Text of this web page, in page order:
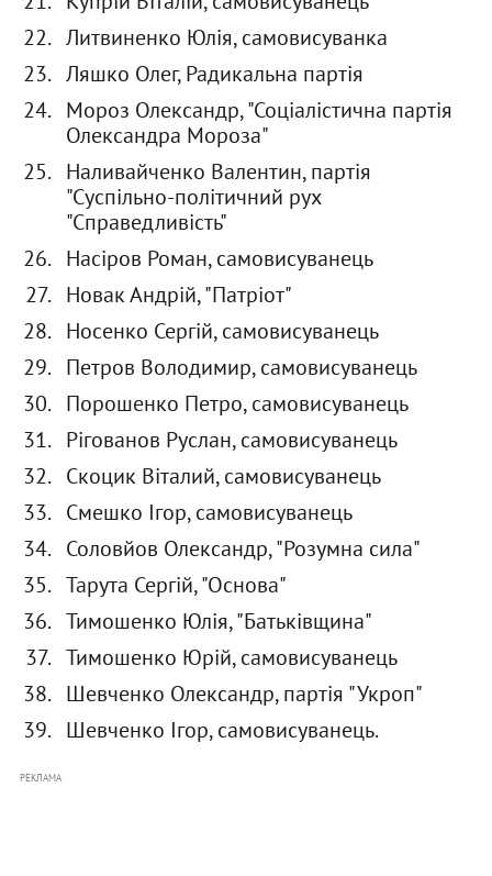
Литвиненко Юлія, самовисуванка
Ляшко Олег, Радикальна партія
Мороз Олександр, "Соціалістична партія
Олександра Мороза"
Наливайченко Валентин, партія
"Суспільно-політичний рух
"Справедливість"
Насіров Роман, самовисуванець
Новак Андрій, "Патріот"
Носенко Сергій, самовисуванець
Петров Володимир, самовисуванець
Порошенко Петро, самовисуванець
Рігованов Руслан, самовисуванець
Скоцик Віталий, самовисуванець
Смешко Ігор, самовисуванець
Соловйов Олександр, "Розумна сила"
Тарута Сергій, "Основа"
Тимошенко Юлія, "Батьківщина"
Тимошенко Юрій, самовисуванець
Шевченко Олександр, партія "Укроп"
Шевченко Ігор, самовисуванець.
РЕКЛАМА